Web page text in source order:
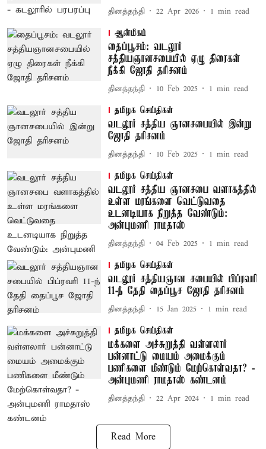
தினத்தந்தி 22 Apr 2026 1 min read
ஆன்மிகம்
தைப்பூசம்: வடலூர்
சத்தியஞானசபையில் ஏழு திரைகள்
நீக்கி ஜோதி தரிசனம்
தினத்தந்தி 10 Feb 2025 1 min read
தமிழக செய்திகள்
வடலூர் சத்திய ஞானசபையில் இன்று
ஜோதி தரிசனம்
தினத்தந்தி 10 Feb 2025 1 min read
தமிழக செய்திகள்
வடலூர் சத்திய ஞானசபை வளாகத்தில்
உள்ள மரங்களை வெட்டுவதை
உடனடியாக நிறுத்த வேண்டும்:
அன்புமணி ராமதாஸ்
தினத்தந்தி 04 Feb 2025 1 min read
தமிழக செய்திகள்
வடலூர் சத்தியஞான சபையில் பிப்ரவரி
11-ந் தேதி தைப்பூச ஜோதி தரிசனம்
தினத்தந்தி 15 Jan 2025 1 min read
தமிழக செய்திகள்
மக்களை அச்சுறுத்தி வள்ளலார்
பன்னாட்டு மையம் அமைக்கும்
பணிகளை மீண்டும் மேற்கொள்வதா? -
அன்புமணி ராமதாஸ் கண்டனம்
தினத்தந்தி 22 Apr 2024 1 min read
Read More